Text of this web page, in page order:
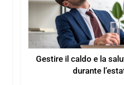
Gestire il caldo e la
durante